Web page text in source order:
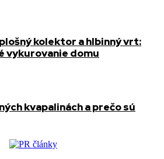
kolektor a hlbinný vrt:
vykurovanie domu
kvapalinách a prečo sú